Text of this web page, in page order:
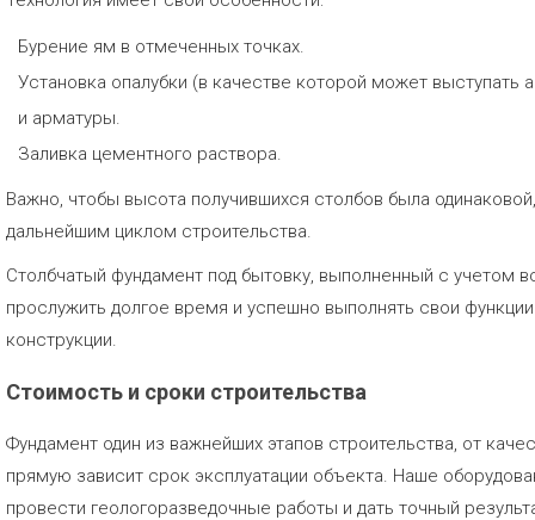
Бурение ям в отмеченных точках.
Установка опалубки (в качестве которой может выступать
и арматуры.
Заливка цементного раствора.
Важно, чтобы высота получившихся столбов была
дальнейшим циклом строительства.
Столбчатый фундамент под бытовку, выполненный с учетом
прослужить долгое время и успешно выполнять свои
конструкции.
Стоимость и сроки строительства
Фундамент один из важнейших этапов строительства, от
прямую зависит срок эксплуатации объекта. Наше
провести геологоразведочные работы и дать точный